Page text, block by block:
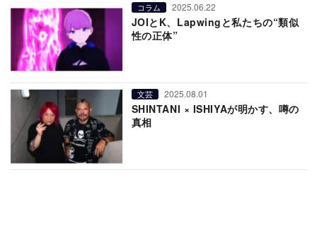
コラム 2025.06.22
JOIとK、Lapwingと私たちの“類似
性の正体”
文芸 2025.08.01
SHINTANI × ISHIYAが明かす、噂の
真相